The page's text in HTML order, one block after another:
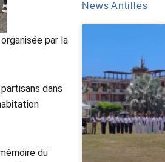
par la
dans
du
News Antilles